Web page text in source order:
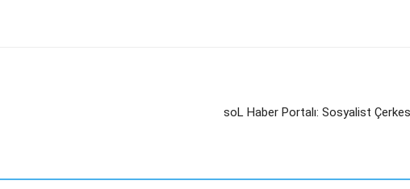
soL Haber Portalı: Sosyalist